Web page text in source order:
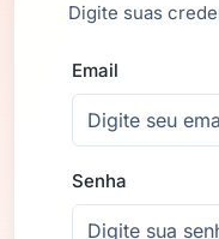
Digite suas
Email
Senha